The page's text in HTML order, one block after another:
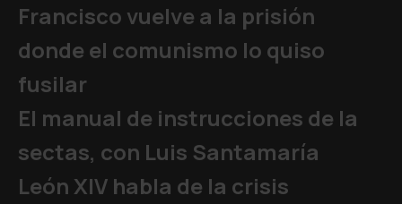
Francisco vuelve a la prisión
donde el comunismo lo quiso
fusilar
El manual de instrucciones de la
sectas, con Luis Santamaría
León XIV habla de la crisis